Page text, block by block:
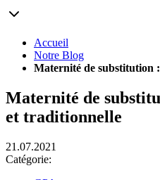
Accueil
Notre Blog
Maternité de substitution
Maternité de
et traditionnelle
21.07.2021
Catégorie: